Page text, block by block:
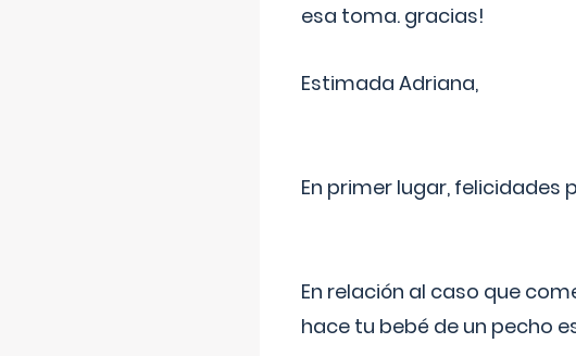
esa toma. gracias!
Estimada Adriana,
En primer lugar, felicidades
En relación al caso que
hace tu bebé de un pecho